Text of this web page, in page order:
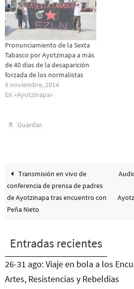
Pronunciamiento de la Sexta
Tabasco por Ayotzinapa a más
de 40 días de la desaparición
forzada de los normalistas
6 noviembre, 2014
En «Ayotzinapa»
Guardar.
Transmisión en vivo de
conferencia de prensa de padres
de Ayotzinapa tras encuentro con
Peña Nieto
Entradas recientes
26-31 ago: Viaje en bola a los
Artes, Resistencias y Rebeldías